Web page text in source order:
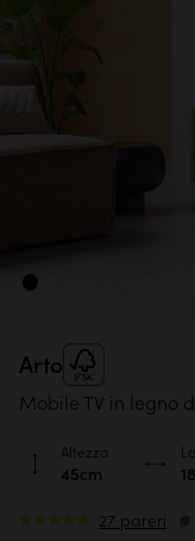
Arto
Mobile TV in legno
27 pareri
Altezza
45cm